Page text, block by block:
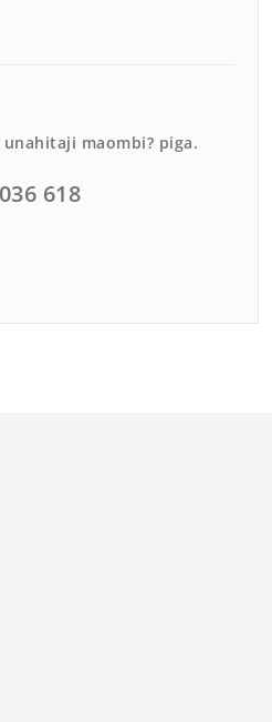
unahitaji maombi? piga.
618